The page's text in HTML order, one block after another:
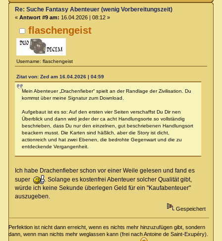
flaschengeist
Username: flaschengeist
Re: Suche Fantasy Abenteuer (wenig Vorbereitungszeit)
« Antwort #9 am: 16.04.2026 | 08:12 »
Zitat von: Zed am 16.04.2026 | 04:59
Mein Abenteuer „Drachenfieber“ spielt an der Randlage der Zivilisation. Du
kommst über meine Signatur zum Download.
Aufgebaut ist es so: Auf den ersten vier Seiten verschaffst Du Dir nen
Überblick und dann wird jeder der ca acht Handlungsorte so vollständig
beschrieben, dass Du nur den einzelnen, gut beschriebenen Handlungsort
beackern musst. Die Karten sind häßlich, aber die Story ist dicht,
actionreich und hat zwei Ebenen, die bedrohte Gegenwart und die zu
entdeckende Vergangenheit.
Ich habe Drachenfieber schon vor einer Weile gelesen und fand es
super
. Solange es kostenfrei Abenteuer solcher Qualität gibt,
würde ich keine Sekunde überlegen Geld für ein "Kaufabenteuer"
auszugeben.
Gespeichert
Perfektion ist nicht dann erreicht, wenn es nichts mehr hinzuzufügen gibt, sondern
dann, wenn man nichts mehr weglassen kann (frei nach Antoine de Saint-Exupéry).